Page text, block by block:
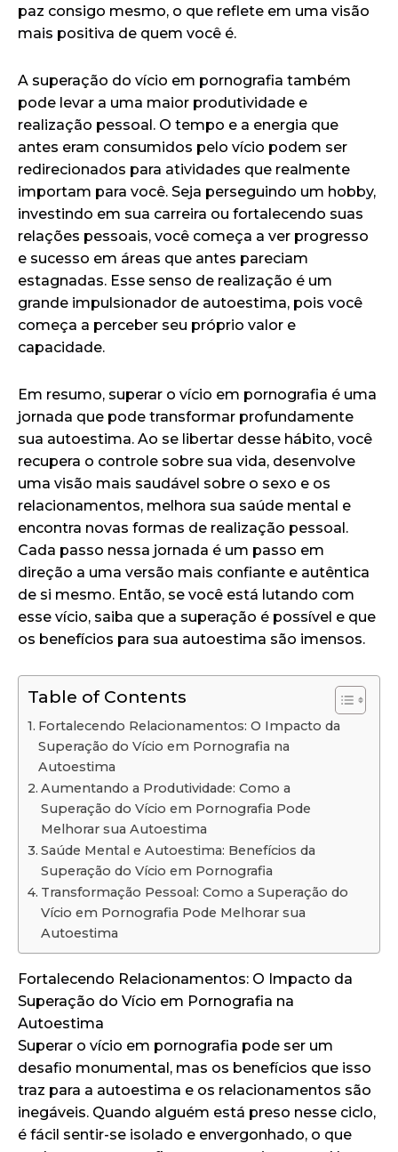
paz consigo mesmo, o que reflete em uma visão
mais positiva de quem você é.
A superação do vício em pornografia também
pode levar a uma maior produtividade e
realização pessoal. O tempo e a energia que
antes eram consumidos pelo vício podem ser
redirecionados para atividades que realmente
importam para você. Seja perseguindo um hobby,
investindo em sua carreira ou fortalecendo suas
relações pessoais, você começa a ver progresso
e sucesso em áreas que antes pareciam
estagnadas. Esse senso de realização é um
grande impulsionador de autoestima, pois você
começa a perceber seu próprio valor e
capacidade.
Em resumo, superar o vício em pornografia é uma
jornada que pode transformar profundamente
sua autoestima. Ao se libertar desse hábito, você
recupera o controle sobre sua vida, desenvolve
uma visão mais saudável sobre o sexo e os
relacionamentos, melhora sua saúde mental e
encontra novas formas de realização pessoal.
Cada passo nessa jornada é um passo em
direção a uma versão mais confiante e autêntica
de si mesmo. Então, se você está lutando com
esse vício, saiba que a superação é possível e que
os benefícios para sua autoestima são imensos.
Table of Contents
Fortalecendo Relacionamentos: O Impacto da
Superação do Vício em Pornografia na
Autoestima
Aumentando a Produtividade: Como a
Superação do Vício em Pornografia Pode
Melhorar sua Autoestima
Saúde Mental e Autoestima: Benefícios da
Superação do Vício em Pornografia
Transformação Pessoal: Como a Superação do
Vício em Pornografia Pode Melhorar sua
Autoestima
Fortalecendo Relacionamentos: O Impacto da
Superação do Vício em Pornografia na
Autoestima
Superar o vício em pornografia pode ser um
desafio monumental, mas os benefícios que isso
traz para a autoestima e os relacionamentos são
inegáveis. Quando alguém está preso nesse ciclo,
é fácil sentir-se isolado e envergonhado, o que